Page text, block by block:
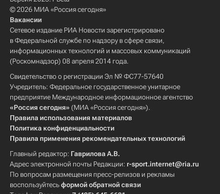
© 2026 МИА «Россия сегодня»
Вакансии
Сетевое издание РИА Новости зарегистрировано
в Федеральной службе по надзору в сфере связи,
информационных технологий и массовых коммуникаций
(Роскомнадзор) 08 апреля 2014 года.
Свидетельство о регистрации Эл № ФС77-57640
Учредитель: Федеральное государственное унитарное
предприятие Международное информационное агентство
«Россия сегодня» (МИА «Россия сегодня»).
Правила использования материалов
Политика конфиденциальности
Правила применения рекомендательных технологий
Главный редактор: Гаврилова А.В.
Адрес электронной почты Редакции: r-sport.internet@ria.ru
По вопросам размещения пресс-релизов и рекламы
воспользуйтесьформой обратной связи